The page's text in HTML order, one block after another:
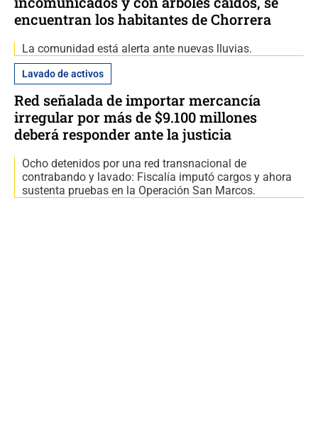
encuentran los habitantes de Chorrera
La comunidad está alerta ante nuevas lluvias.
Lavado de activos
Red señalada de importar mercancía
irregular por más de $9.100 millones
deberá responder ante la justicia
Ocho detenidos por una red transnacional de
contrabando y lavado: Fiscalía imputó cargos y ahora
sustenta pruebas en la Operación San Marcos.